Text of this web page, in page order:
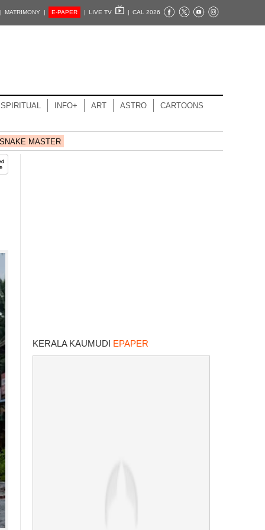
MATRIMONY | E-PAPER | LIVE TV | CAL 2026
SPIRITUAL INFO+ ART ASTRO CARTOONS
MASTER
KERALA KAUMUDI EPAPER